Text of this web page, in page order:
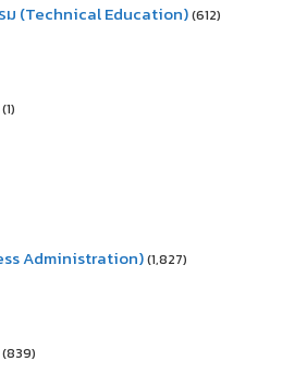
(Technical Education)(612)
(1)
Administration)(1,827)
(839)